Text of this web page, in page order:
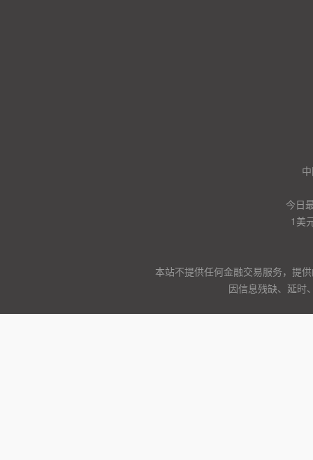
今日
1美
本站不提供任何金融交易服务，提
因信息残缺、延时